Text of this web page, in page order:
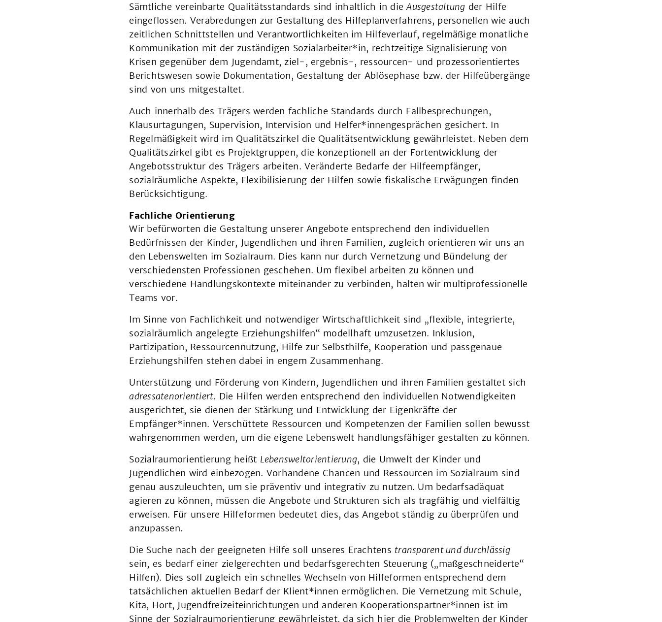
Sämtliche vereinbarte Qualitätsstandards sind inhaltlich in dieAusgestaltung der Hilfe
eingeflossen. Verabredungen zur Gestaltung des Hilfeplanverfahrens, personellen wie auch
zeitlichen Schnittstellen und Verantwortlichkeiten im Hilfeverlauf, regelmäßige monatliche
Kommunikation mit der zuständigen Sozialarbeiter*in, rechtzeitige Signalisierung von
Krisen gegenüber dem Jugendamt, ziel-, ergebnis-, ressourcen- und prozessorientiertes
Berichtswesen sowie Dokumentation, Gestaltung der Ablösephase bzw. der Hilfeübergänge
sind von uns mitgestaltet.
Auch innerhalb des Trägers werden fachliche Standards durch Fallbesprechungen,
Klausurtagungen, Supervision, Intervision und Helfer*innengesprächen gesichert. In
Regelmäßigkeit wird im Qualitätszirkel die Qualitätsentwicklung gewährleistet. Neben dem
Qualitätszirkel gibt es Projektgruppen, die konzeptionell an der Fortentwicklung der
Angebotsstruktur des Trägers arbeiten. Veränderte Bedarfe der Hilfeempfänger,
sozialräumliche Aspekte, Flexibilisierung der Hilfen sowie fiskalische Erwägungen finden
Berücksichtigung.
Fachliche Orientierung
Wir befürworten die Gestaltung unserer Angebote entsprechend den individuellen
Bedürfnissen der Kinder, Jugendlichen und ihren Familien, zugleich orientieren wir uns an
den Lebenswelten im Sozialraum. Dies kann nur durch Vernetzung und Bündelung der
verschiedensten Professionen geschehen. Um flexibel arbeiten zu können und
verschiedene Handlungskontexte miteinander zu verbinden, halten wir multiprofessionelle
Teams vor.
Im Sinne von Fachlichkeit und notwendiger Wirtschaftlichkeit sind „flexible, integrierte,
sozialräumlich angelegte Erziehungshilfen“ modellhaft umzusetzen. Inklusion,
Partizipation, Ressourcennutzung, Hilfe zur Selbsthilfe, Kooperation und passgenaue
Erziehungshilfen stehen dabei in engem Zusammenhang.
Unterstützung und Förderung von Kindern, Jugendlichen und ihren Familien gestaltet sich
adressatenorientiert. Die Hilfen werden entsprechend den individuellen Notwendigkeiten
ausgerichtet, sie dienen der Stärkung und Entwicklung der Eigenkräfte der
Empfänger*innen. Verschüttete Ressourcen und Kompetenzen der Familien sollen bewusst
wahrgenommen werden, um die eigene Lebenswelt handlungsfähiger gestalten zu können.
Sozialraumorientierung heißt Lebensweltorientierung, die Umwelt der Kinder und
Jugendlichen wird einbezogen. Vorhandene Chancen und Ressourcen im Sozialraum sind
genau auszuleuchten, um sie präventiv und integrativ zu nutzen. Um bedarfsadäquat
agieren zu können, müssen die Angebote und Strukturen sich als tragfähig und vielfältig
erweisen. Für unsere Hilfeformen bedeutet dies, das Angebot ständig zu überprüfen und
anzupassen.
Die Suche nach der geeigneten Hilfe soll unseres Erachtens transparent und durchlässig
sein, es bedarf einer zielgerechten und bedarfsgerechten Steuerung („maßgeschneiderte“
Hilfen). Dies soll zugleich ein schnelles Wechseln von Hilfeformen entsprechend dem
tatsächlichen aktuellen Bedarf der Klient*innen ermöglichen. Die Vernetzung mit Schule,
Kita, Hort, Jugendfreizeiteinrichtungen und anderen Kooperationspartner*innen ist im
Sinne der Sozialraumorientierung gewährleistet, da sich hier die Problemwelten der Kinder